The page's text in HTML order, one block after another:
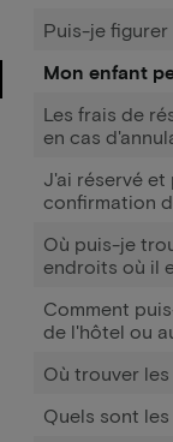
Puis-je figurer
Mon enfant
Les frais de
en cas
J'ai réservé et
confirmation
Où puis-je
endroits où il
Comment
de l'hôtel ou
Où trouver
Quels sont